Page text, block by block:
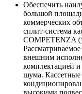
Обеспечить
большой
коммерческих
сплит-система
COMPETENZA
внешним
комплектацией
шума. Кассетные
высокими